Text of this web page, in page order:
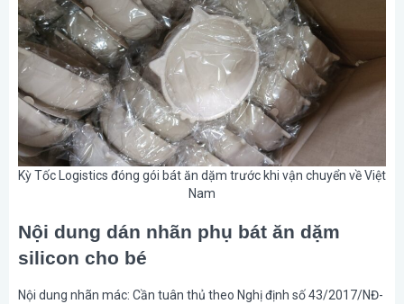
Kỳ Tốc Logistics đóng gói bát ăn dặm trước khi vận chuyển về Việt
Nam
Nội dung dán nhãn phụ bát ăn dặm
silicon cho bé
Nội dung nhãn mác: Cần tuân thủ theo Nghị định số 43/2017/NĐ-